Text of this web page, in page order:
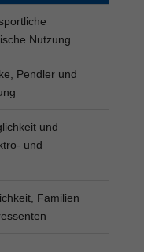
Nutzung
Pendler und
und
und
Familien